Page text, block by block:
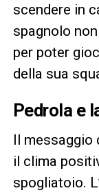
scendere in
spagnolo
per poter
della sua
Pedrola e
Il messaggio
il clima
spogliatoio.